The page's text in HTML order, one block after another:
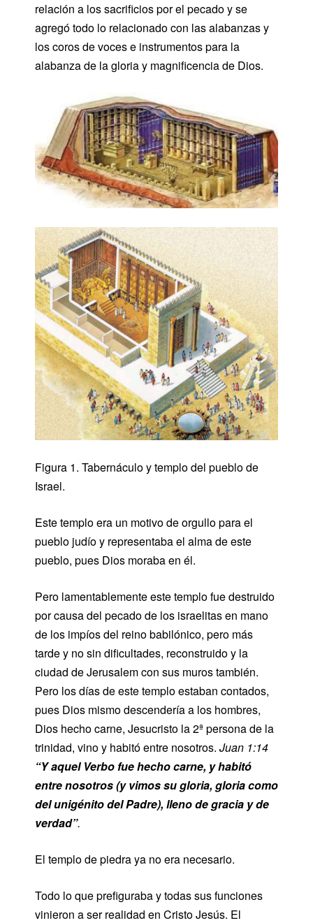
relación a los sacrificios por el pecado y se
agregó todo lo relacionado con las alabanzas y
los coros de voces e instrumentos para la
alabanza de la gloria y magnificencia de Dios.
Figura 1. Tabernáculo y templo del pueblo de
Israel.
Este templo era un motivo de orgullo para el
pueblo judío y representaba el alma de este
pueblo, pues Dios moraba en él.
Pero lamentablemente este templo fue destruido
por causa del pecado de los israelitas en mano
de los impíos del reino babilónico, pero más
tarde y no sin dificultades, reconstruido y la
ciudad de Jerusalem con sus muros también.
Pero los días de este templo estaban contados,
pues Dios mismo descendería a los hombres,
Dios hecho carne, Jesucristo la 2ª persona de la
trinidad, vino y habitó entre nosotros. Juan 1:14
“Y aquel Verbo fue hecho carne, y habitó
entre nosotros (y vimos su gloria, gloria como
del unigénito del Padre), lleno de gracia y de
verdad”.
El templo de piedra ya no era necesario.
Todo lo que prefiguraba y todas sus funciones
vinieron a ser realidad en Cristo Jesús. El